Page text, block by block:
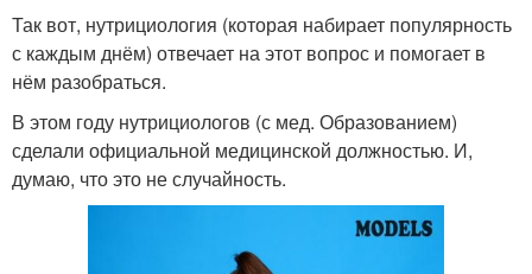
Так вот, нутрициология (которая набирает популярность
с каждым днём) отвечает на этот вопрос и помогает в
нём разобраться.
В этом году нутрициологов (с мед. Образованием)
сделали официальной медицинской должностью. И,
думаю, что это не случайность.